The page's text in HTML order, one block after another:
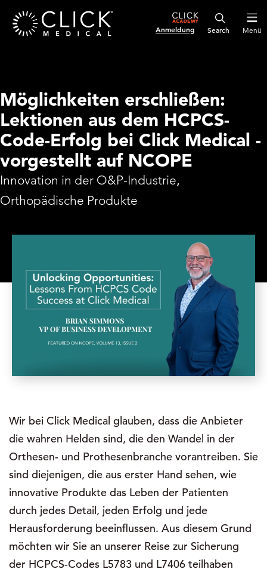
Anmeldung Menü
Möglichkeiten erschließen:
Lektionen aus dem HCPCS-
Code-Erfolg bei Click Medical -
vorgestellt auf NCOPE
Innovation in der O&P-Industrie,
Orthopädische Produkte
Wir bei Click Medical glauben, dass die Anbieter
die wahren Helden sind, die den Wandel in der
Orthesen- und Prothesenbranche vorantreiben. Sie
sind diejenigen, die aus erster Hand sehen, wie
innovative Produkte das Leben der Patienten
durch jedes Detail, jeden Erfolg und jede
Herausforderung beeinflussen. Aus diesem Grund
möchten wir Sie an unserer Reise zur Sicherung
der HCPCS-Codes L5783 und L7406 teilhaben